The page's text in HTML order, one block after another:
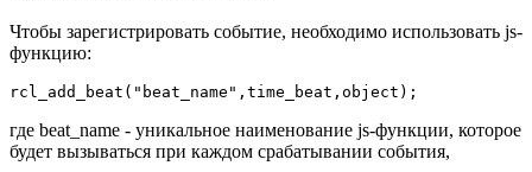
Чтобы зарегистрировать событие, необходимо использовать js-
функцию:
rcl_add_beat("beat_name",time_beat,object);
где beat_name - уникальное наименование js-функции, которое
будет вызываться при каждом срабатывании события,